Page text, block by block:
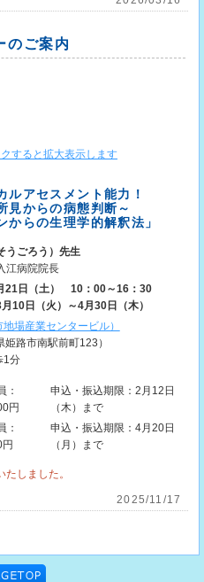
のご案内
すると拡大表示します
ルアセスメント能力！
見からの病態判断～
からの生理学的解釈法」
うごろう）先生
江病院院長
21日（土） 10：00～16：30
10日（火）～4月30日（木）
場産業センタービル）
路市南駅前町123）
1分
：
円
申込・振込期限：2月12日
（木）まで
：
申込・振込期限：4月20日
（月）まで
しました。
2025/11/17